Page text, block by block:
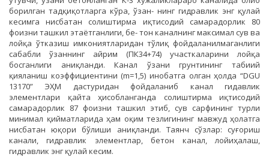
борилган тадқиқотларга кўра, ўзан- нинг гидравлик энг қулай
кесимга нисбатан солиштирма иқтисодий самарадорлик 80
фоизни ташкил этаётганлиги, бе- тон каналнинг максимал сув ва
лойқа ўтказиш имкониятларидан тўлиқ фойдаланилмаганлиги
сабабли ўзаннинг айрим (ПК34+74) участкаларини лойқа
босганлиги аниқланди. Канал ўзани грунтининг табиий
қияланиш коэффициентини (m=1,5) инобатга олган ҳолда “DGU
13170” ЭҲМ дастуридан фойдаланиб канал гидавлик
элементлари қайта ҳисобланганда солиштирма иқтисодий
самарадорлик 87 фоизни ташкил этиб, сув сарфининг турли
минимал қийматларида ҳам оқим тезлигининг мавжуд ҳолатга
нисбатан юқори бўлиши аниқланди. Таянч сўзлар: суғориш
канали, гидравлик элементлар, бетон канал, лойиҳалаш,
гидравлик энг қулай кесим.